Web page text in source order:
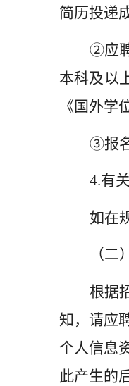
简历投递
②应
本科及以
《国外学
③报
4.有
如在
（二
根据
知，请应
个人信息
此产生的